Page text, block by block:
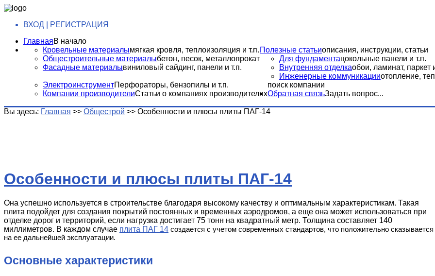
ВХОД | РЕГИСТРАЦИЯ
ГлавнаяВ начало
Полезные статьиописания, инструкции, статьи
Кровельные материалымягкая кровля, теплоизоляция и т.п.
Общестроительные материалыбетон, песок, металлопрокат
Фасадные материалывиниловый сайдинг, панели и т.п.
Для фундаментацокольные панели и т.п.
Внутренняя отделкаобои, ламинат, паркет
Инженерные коммуникацииотопление,
ЭлектроинструментПерфораторы, бензопилы и т.п.
Компании производителиСтатьи о компаниях производителях
поиск компании
Обратная связьЗадать вопрос...
Вы здесь: Главная >> Общестрой >> Особенности и плюсы плиты ПАГ-14
Особенности и плюсы плиты ПАГ-14
Она успешно используется в строительстве благодаря высокому качеству и оптимальным характеристикам. Такая
плита подойдет для создания покрытий постоянных и временных аэродромов, а еще она может использоваться при
отделке дорог и территорий, если нагрузка достигает 75 тонн на квадратный метр. Толщина составляет 140
миллиметров. В каждом случае плита ПАГ 14 создается с учетом современных стандартов, что положительно сказывается
на ее дальнейшей эксплуатации.
Основные характеристики